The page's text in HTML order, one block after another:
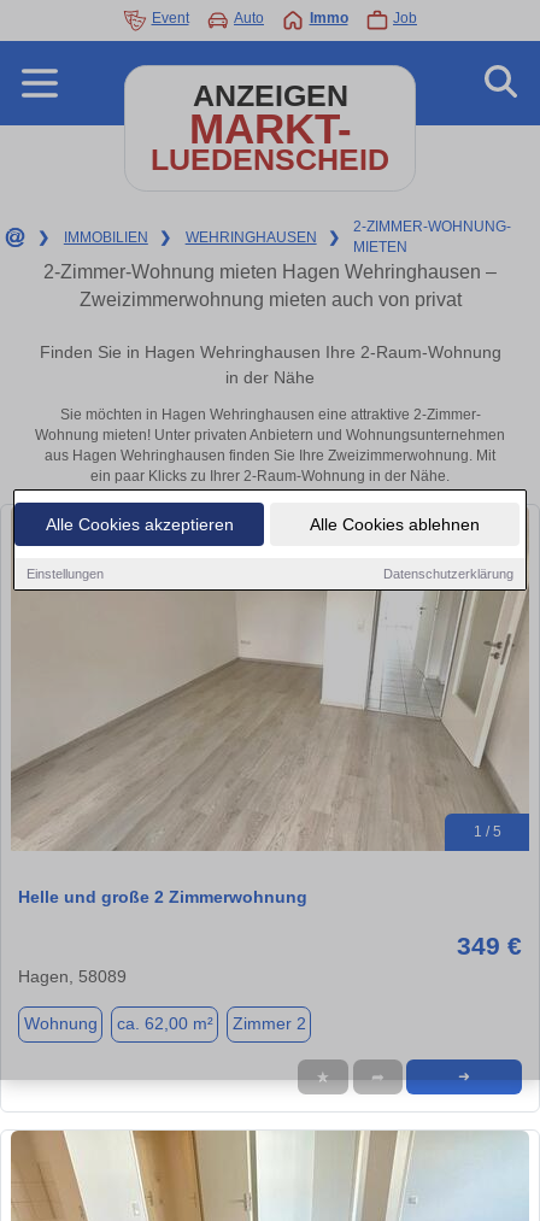
Alle Cookies akzeptieren Alle Cookies ablehnen
Einstellungen Datenschutzerklärung
Event Auto Immo Job
ANZEIGEN
MARKT-
LUEDENSCHEID
❯ IMMOBILIEN ❯ WEHRINGHAUSEN ❯
2-ZIMMER-WOHNUNG-
MIETEN
2-Zimmer-Wohnung mieten Hagen Wehringhausen –
Zweizimmerwohnung mieten auch von privat
Finden Sie in Hagen Wehringhausen Ihre 2-Raum-Wohnung
in der Nähe
Sie möchten in Hagen Wehringhausen eine attraktive 2-Zimmer-
Wohnung mieten! Unter privaten Anbietern und Wohnungsunternehmen
aus Hagen Wehringhausen finden Sie Ihre Zweizimmerwohnung. Mit
ein paar Klicks zu Ihrer 2-Raum-Wohnung in der Nähe.
1 / 5
Helle und große 2 Zimmerwohnung
349 €
Hagen, 58089
Wohnung ca. 62,00 m² Zimmer 2
★ ➦ ➜